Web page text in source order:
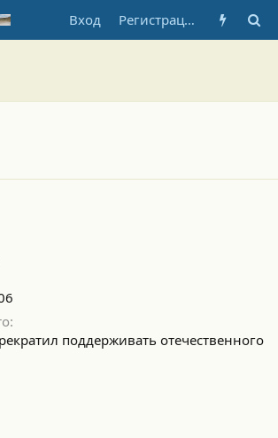
Вход Регистрация
поддерживать отечественного